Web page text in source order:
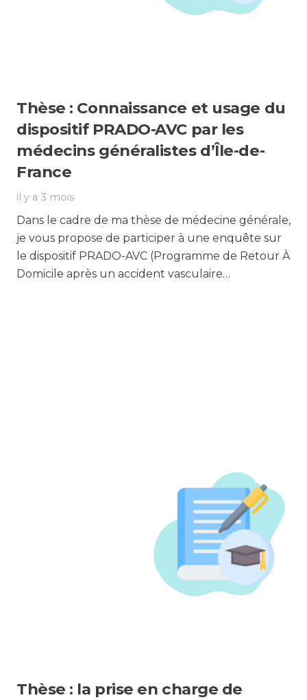
Thèse : Connaissance et usage du
dispositif PRADO-AVC par les
médecins généralistes d’Île-de-
France
il y a 3 mois
Dans le cadre de ma thèse de médecine générale,
je vous propose de participer à une enquête sur
le dispositif PRADO-AVC (Programme de Retour À
Domicile après un accident vasculaire…
Thèse : la prise en charge de